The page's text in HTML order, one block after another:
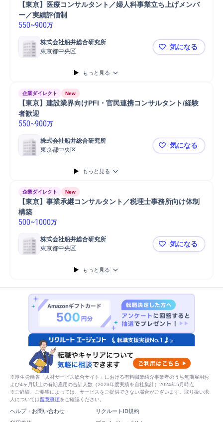
【東京】医療コンサルタント／婦人科事業立ち上げメンバ
ー／実績評価制
550~900万
株式会社船井総合研究所
東京都中央区
【東京】医
気になる
もっと見る
企業ダイレクト New
【東京】建設業界向けPFI・官民連携コンサルタント/経験
者歓迎
550~900万
株式会社船井総合研究所
東京都中央区
【東京】建
気になる
もっと見る
企業ダイレクト New
【東京】事業承継コンサルタント／税理士事務所向け体制
構築
500~1000万
株式会社船井総合研究所
東京都中央区
【東京】事
気になる
もっと見る
※厚生労働省「人材サービス総合サイト」における有料職業紹介事業者のうち無期雇用お
よび4ヶ月以上の有期雇用の合計人数（2023年度実績を自社集計）2024年5月時点
※ご経験、ご要望によっては、サービスをご提供できない場合がございます。取り扱い求
人については留意事項をご確認ください。
ヘルプ・お問い合わせ
リクルートID規約